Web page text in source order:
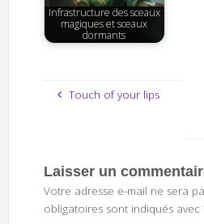
Infrastructure des sceaux
magiques et sceaux
dormants
Touch of your lips
Laisser un
Votre adresse e-mail ne sera
obligatoires sont indiqués avec